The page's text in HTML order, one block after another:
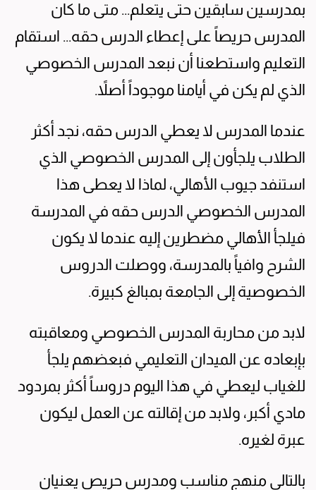
بمدرسين سابقين حتى يتعلم... متى ما كان
المدرس حريصاً على إعطاء الدرس حقه... استقام
التعليم واستطعنا أن نبعد المدرس الخصوصي
الذي لم يكن في أيامنا موجوداً أصلاً.
عندما المدرس لا يعطي الدرس حقه، نجد أكثر
الطلاب يلجأون إلى المدرس الخصوصي الذي
استنفد جيوب الأهالي، لماذا لا يعطى هذا
المدرس الخصوصي الدرس حقه في المدرسة
فيلجأ الأهالي مضطرين إليه عندما لا يكون
الشرح وافياً بالمدرسة، ووصلت الدروس
الخصوصية إلى الجامعة بمبالغ كبيرة.
لابد من محاربة المدرس الخصوصي ومعاقبته
بإبعاده عن الميدان التعليمي فبعضهم يلجأ
للغياب ليعطي في هذا اليوم دروساً أكثر بمردود
مادي أكبر، ولابد من إقالته عن العمل ليكون
عبرة لغيره.
بالتالي منهج مناسب ومدرس حريص يعنيان